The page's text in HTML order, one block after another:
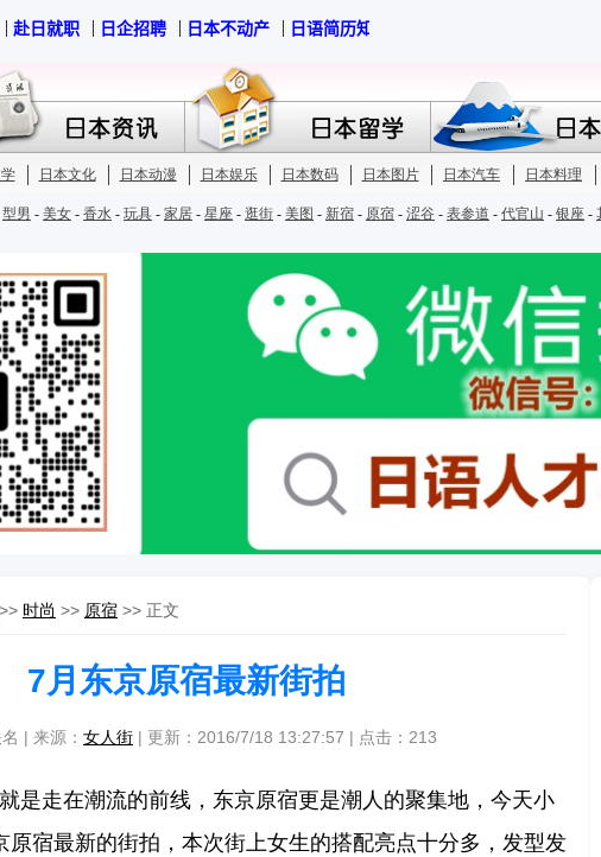
>> 时尚 >> 原宿 >> 正文
7月东京原宿最新街拍
| 来源： 女人街 | 更新：2016/7/18 13:27:57 | 点击： 213
是走在潮流的前线，东京原宿更是潮人的聚集地，今天小
原宿最新的街拍，本次街上女生的搭配亮点十分多，发型发